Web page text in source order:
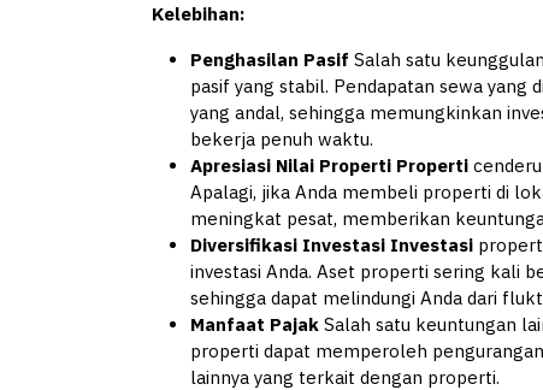
Kelebihan:
Penghasilan Pasif Salah satu
pasif yang stabil. Pendapatan sewa yang
yang andal, sehingga memungkinkan
bekerja penuh waktu.
Apresiasi Nilai Properti Properti
Apalagi, jika Anda membeli properti di
meningkat pesat, memberikan
Diversifikasi Investasi Investasi
investasi Anda. Aset properti sering kali
sehingga dapat melindungi Anda dari
Manfaat Pajak Salah satu keuntungan
properti dapat memperoleh
lainnya yang terkait dengan properti.